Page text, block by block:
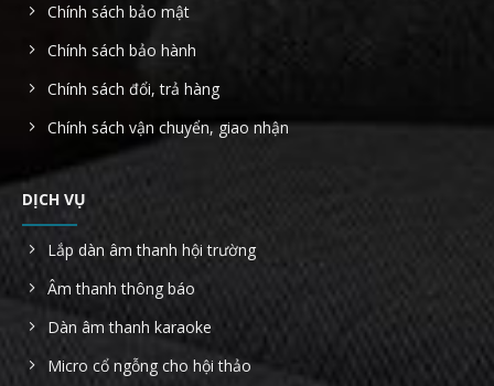
Chính sách bảo mật
Chính sách bảo hành
Chính sách đổi, trả hàng
Chính sách vận chuyển, giao nhận
DỊCH VỤ
Lắp dàn âm thanh hội trường
Âm thanh thông báo
Dàn âm thanh karaoke
Micro cổ ngỗng cho hội thảo